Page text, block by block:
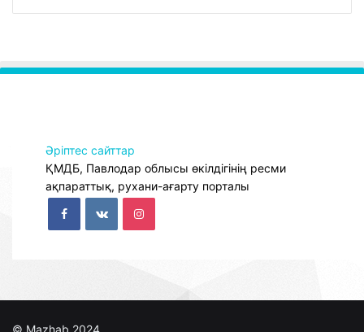
Әріптес сайттар
ҚМДБ, Павлодар облысы өкілдігінің ресми
ақпараттық, рухани-ағарту порталы
© Mazhab 2024